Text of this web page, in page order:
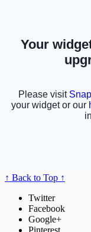
↑ Back to Top ↑
Twitter
Facebook
Google+